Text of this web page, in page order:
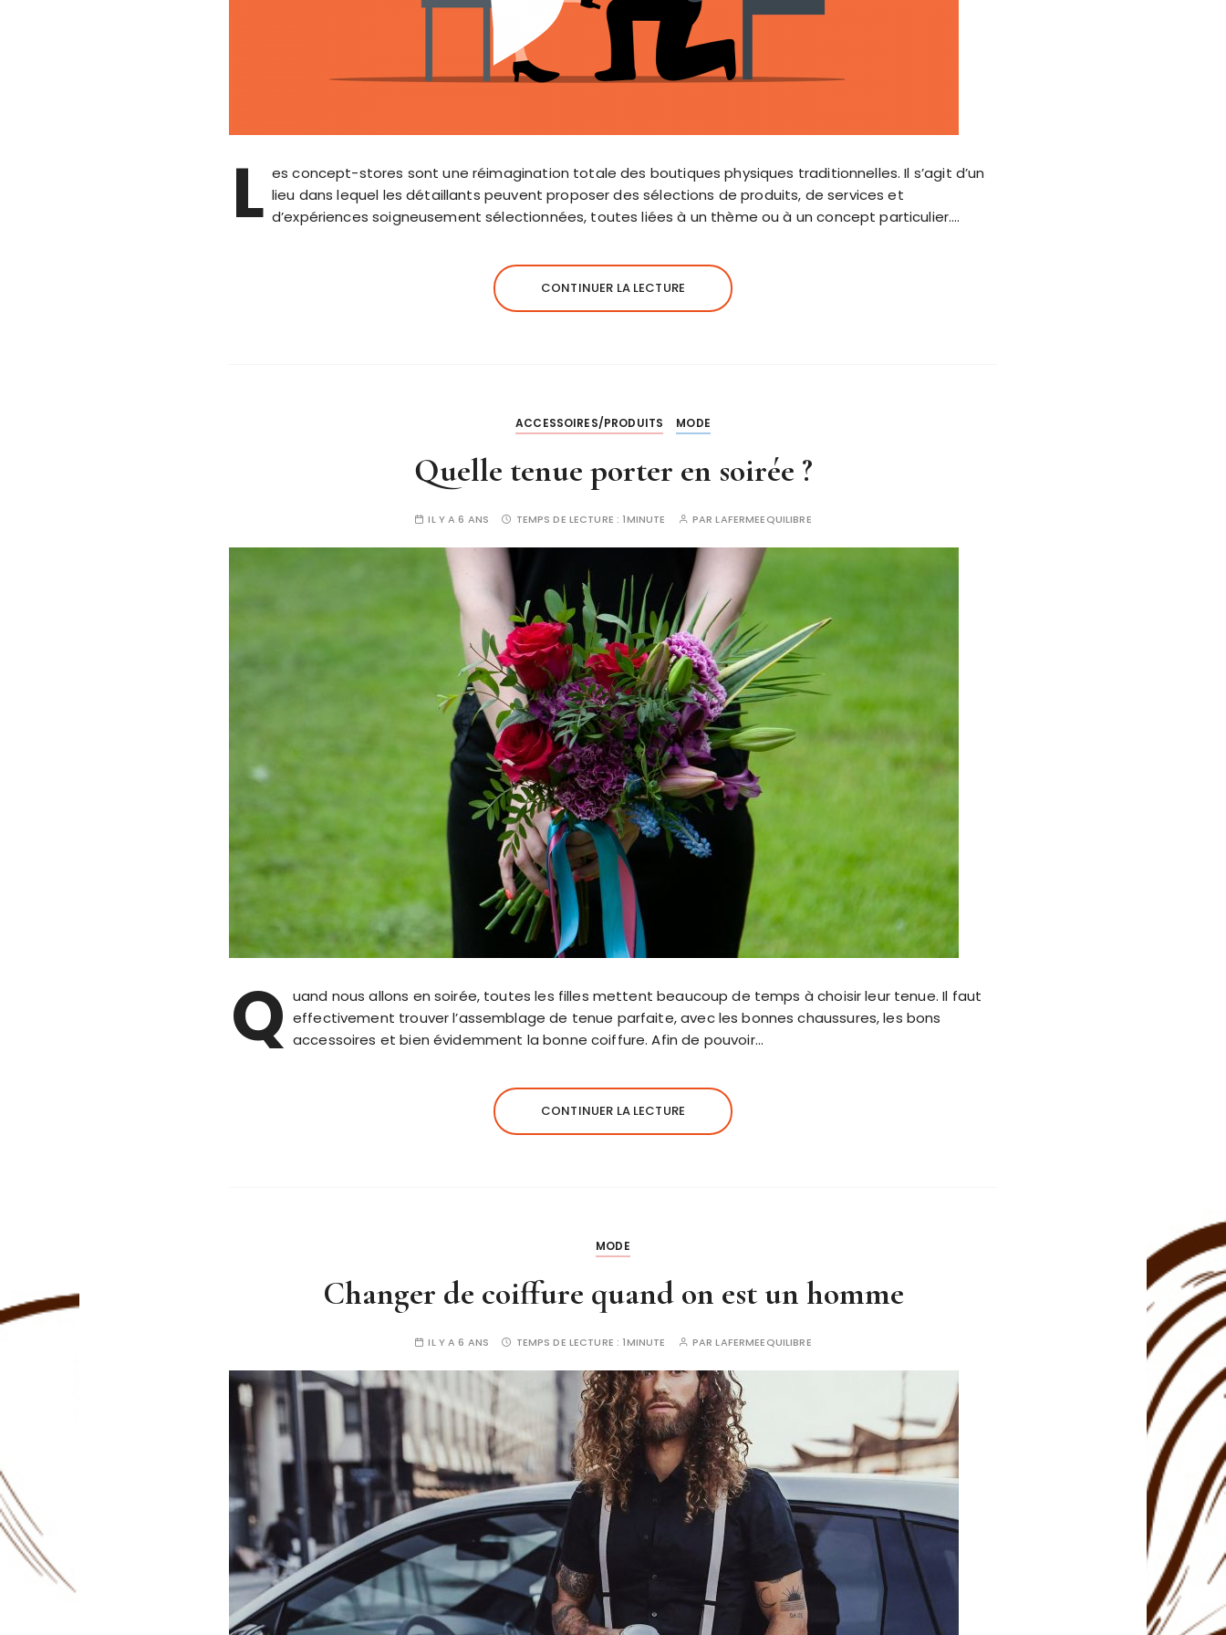
L es concept-stores sont une réimagination totale des boutiques physiques traditionnelles. Il s’agit d’un
lieu dans lequel les détaillants peuvent proposer des sélections de produits, de services et
d’expériences soigneusement sélectionnées, toutes liées à un thème ou à un concept particulier….
CONTINUER LA LECTURE
ACCESSOIRES/PRODUITS MODE
Quelle tenue porter en soirée ?
IL Y A 6 ANS TEMPS DE LECTURE :1MINUTE PARLAFERMEEQUILIBRE
Q uand nous allons en soirée, toutes les filles mettent beaucoup de temps à choisir leur tenue. Il faut
effectivement trouver l’assemblage de tenue parfaite, avec les bonnes chaussures, les bons
accessoires et bien évidemment la bonne coiffure. Afin de pouvoir…
CONTINUER LA LECTURE
MODE
Changer de coiffure quand on est un homme
IL Y A 6 ANS TEMPS DE LECTURE :1MINUTE PARLAFERMEEQUILIBRE